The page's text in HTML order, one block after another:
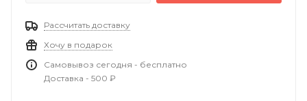
Рассчитать доставку
Хочу в подарок
Самовывоз сегодня - бесплатно
Доставка - 500 ₽